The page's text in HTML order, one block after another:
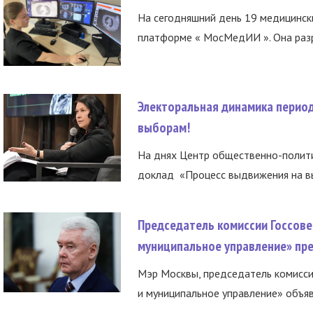
На сегодняшний день 19
платформе « МосМедИИ ». Она
Электоральная динамика
выборам!
На днях Центр общественно-
доклад «Процесс выдвижения на
Председатель комиссии
муниципальное управление»
Мэр Москвы, председатель
и муниципальное управление»